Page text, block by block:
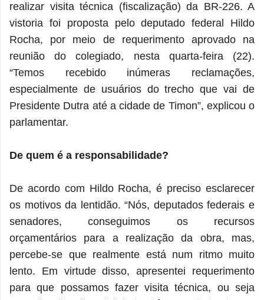
realizar visita técnica (fiscalização) da BR-226. A
vistoria foi proposta pelo deputado federal Hildo
Rocha, por meio de requerimento aprovado na
reunião do colegiado, nesta quarta-feira (22).
“Temos recebido inúmeras reclamações,
especialmente de usuários do trecho que vai de
Presidente Dutra até a cidade de Timon”, explicou o
parlamentar.
De quem é a responsabilidade?
De acordo com Hildo Rocha, é preciso esclarecer
os motivos da lentidão. “Nós, deputados federais e
senadores, conseguimos os recursos
orçamentários para a realização da obra, mas,
percebe-se que realmente está num ritmo muito
lento. Em virtude disso, apresentei requerimento
para que possamos fazer visita técnica, ou seja